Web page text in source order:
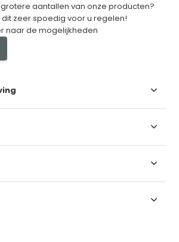
aantallen van onze producten?
zeer spoedig voor u regelen!
naar de mogelijkheden